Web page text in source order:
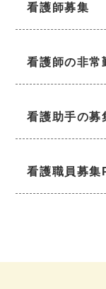
看護師募集
看護師の非常
看護助手の募
看護職員募集